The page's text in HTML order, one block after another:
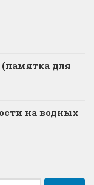
(памятка для
на водных